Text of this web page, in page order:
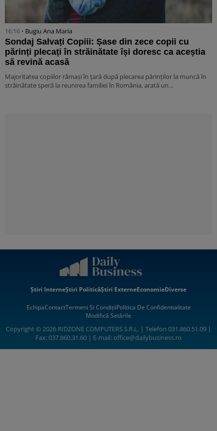
16:16 • Bugiu ⁠Ana Maria
Sondaj Salvați Copiii: Șase din zece copii cu
părinți plecați în străinătate își doresc ca aceștia
să revină acasă
Majoritatea copiilor rămași în țară după plecarea părinților la muncă în
străinătate speră la reunirea familiei în România, arată un…
Știri InterneȘtiri PoliticăȘtiri ExterneEconomieDiverse
EchipaContactTermeni Si CondițiiPolitica De Confidentialitate
Modifică Setările
Copyright © 2026 RIDZONE COMPUTERS S.R.L. | Telefon 031.860.51.09 |
Fax: 037.860.31.60 | E-mail:office@dailybusiness.ro